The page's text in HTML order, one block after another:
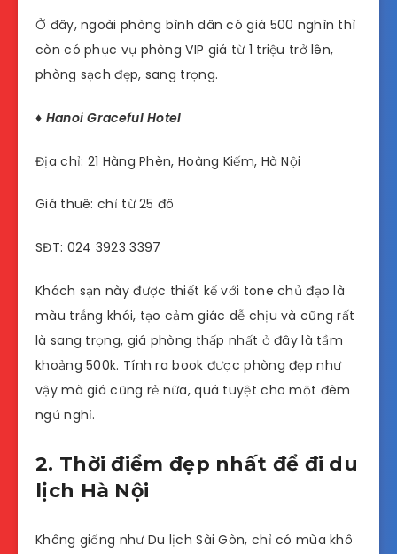
Ở đây, ngoài phòng bình dân có giá 500 nghìn thì
còn có phục vụ phòng VIP giá từ 1 triệu trở lên,
phòng sạch đẹp, sang trọng.
♦ Hanoi Graceful Hotel
Địa chỉ: 21 Hàng Phèn, Hoàng Kiếm, Hà Nội
Giá thuê: chỉ từ 25 đô
SĐT: 024 3923 3397
Khách sạn này được thiết kế với tone chủ đạo là
màu trắng khói, tạo cảm giác dễ chịu và cũng rất
là sang trọng, giá phòng thấp nhất ở đây là tầm
khoảng 500k. Tính ra book được phòng đẹp như
vậy mà giá cũng rẻ nữa, quá tuyệt cho một đêm
ngủ nghỉ.
2. Thời điểm đẹp nhất để đi du
lịch Hà Nội
Không giống như Du lịch Sài Gòn, chỉ có mùa khô